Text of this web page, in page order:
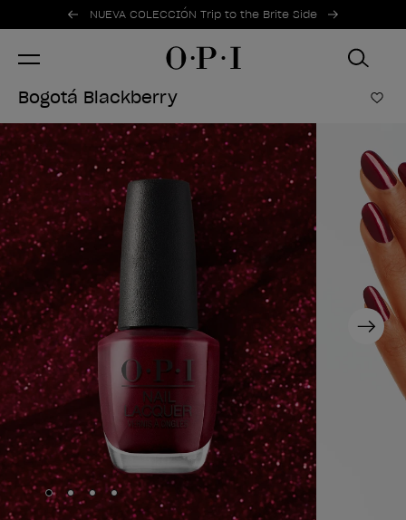
Ofertas promocionales
NUEVA COLECCIÓN Trip to the Brite Side
Item 1 of 2
Bogotá Blackberry
Next
Skip to slide
Skip to slide 2
Skip to slide3
Skip to slide 4